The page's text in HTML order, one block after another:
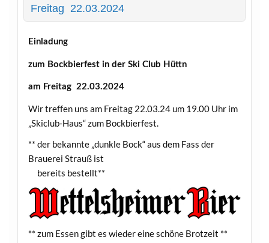
Freitag 22.03.2024
Einladung
zum Bockbierfest in der Ski Club Hüttn
am Freitag 22.03.2024
Wir treffen uns am Freitag 22.03.24 um 19.00 Uhr im
„Skiclub-Haus“ zum Bockbierfest.
** der bekannte „dunkle Bock“ aus dem Fass der
Brauerei Strauß ist
bereits bestellt**
** zum Essen gibt es wieder eine schöne Brotzeit **